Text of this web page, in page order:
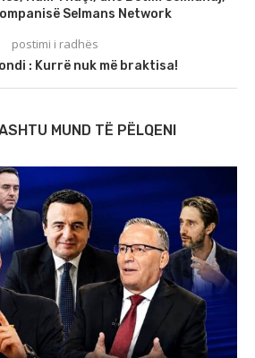
Selmans Network
postimi i radhës
: Kurrë nuk më braktisa!
MUND TË PËLQENI